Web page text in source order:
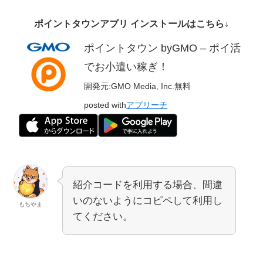
ポイントタウンアプリ インストールはこちら↓
ポイントタウン byGMO – ポイ活
でお小遣い稼ぎ！
開発元:GMO Media, Inc.無料
posted withアプリーチ
もちやま
紹介コードを利用する場合、間違
いのないようにコピペして利用し
てください。